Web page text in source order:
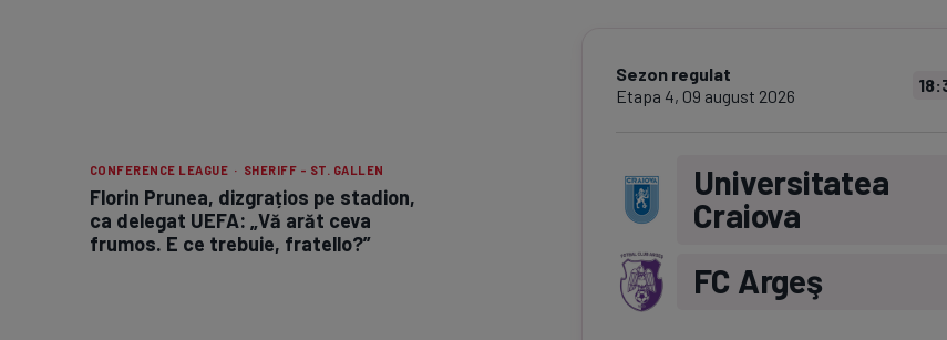
CONFERENCE LEAGUE · SHERIFF - ST. GALLEN
Florin Prunea, dizgrațios pe stadion,
ca delegat UEFA: „Vă arăt ceva
frumos. E ce trebuie, fratello?”
Sezon regulat
Etapa 4, 09 august 2026
Universitatea
Craiova
FC Argeş